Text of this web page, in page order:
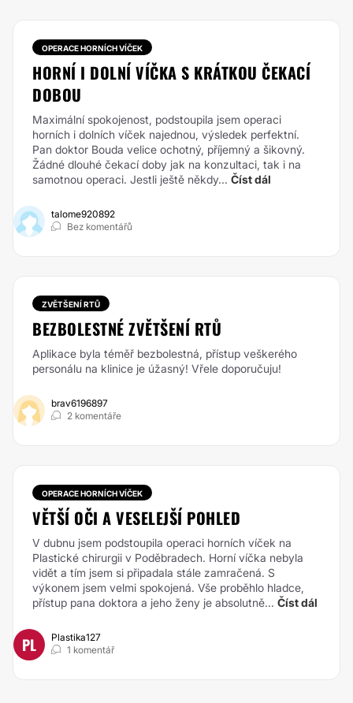
OPERACE HORNÍCH VÍČEK
HORNÍ I DOLNÍ VÍČKA S KRÁTKOU ČEKACÍ
DOBOU
Maximální spokojenost, podstoupila jsem operaci
horních i dolních víček najednou, výsledek perfektní.
Pan doktor Bouda velice ochotný, příjemný a šikovný.
Žádné dlouhé čekací doby jak na konzultaci, tak i na
samotnou operaci. Jestli ještě někdy... Číst dál
talome920892
Bez komentářů
ZVĚTŠENÍ RTŮ
BEZBOLESTNÉ ZVĚTŠENÍ RTŮ
Aplikace byla téměř bezbolestná, přístup veškerého
personálu na klinice je úžasný! Vřele doporučuju!
brav6196897
2 komentáře
OPERACE HORNÍCH VÍČEK
VĚTŠÍ OČI A VESELEJŠÍ POHLED
V dubnu jsem podstoupila operaci horních víček na
Plastické chirurgii v Poděbradech. Horní víčka nebyla
vidět a tím jsem si připadala stále zamračená. S
výkonem jsem velmi spokojená. Vše proběhlo hladce,
přístup pana doktora a jeho ženy je absolutně... Číst dál
PL
Plastika127
1 komentář